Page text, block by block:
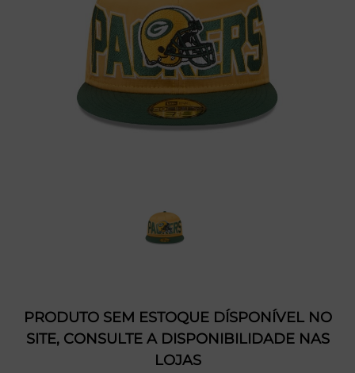
PRODUTO SEM ESTOQUE DÍSPONÍVEL NO
SITE, CONSULTE A DISPONIBILIDADE NAS
LOJAS